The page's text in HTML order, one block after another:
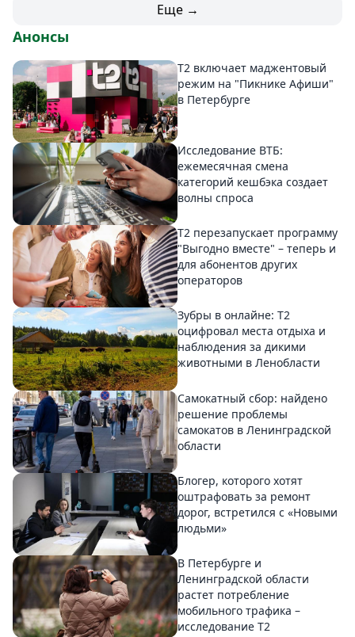
Еще →
Анонсы
Т2 включает маджентовый
режим на "Пикнике Афиши"
в Петербурге
Исследование ВТБ:
ежемесячная смена
категорий кешбэка создает
волны спроса
Т2 перезапускает программу
"Выгодно вместе" – теперь и
для абонентов других
операторов
Зубры в онлайне: Т2
оцифровал места отдыха и
наблюдения за дикими
животными в Ленобласти
Самокатный сбор: найдено
решение проблемы
самокатов в Ленинградской
области
Блогер, которого хотят
оштрафовать за ремонт
дорог, встретился с «Новыми
людьми»
В Петербурге и
Ленинградской области
растет потребление
мобильного трафика –
исследование T2